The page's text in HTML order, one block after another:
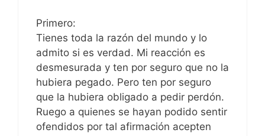
Primero:
Tienes toda la razón del mundo y lo
admito si es verdad. Mi reacción es
desmesurada y ten por seguro que no la
hubiera pegado. Pero ten por seguro
que la hubiera obligado a pedir perdón.
Ruego a quienes se hayan podido sentir
ofendidos por tal afirmación acepten